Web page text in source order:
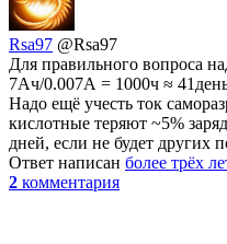
Rsa97 @Rsa97
Для правильного вопроса
7Ач/0.007А = 1000ч ≈
Надо ещё учесть ток
кислотные теряют ~5%
дней, если не будет других
Ответ написан более трёх
2 комментария